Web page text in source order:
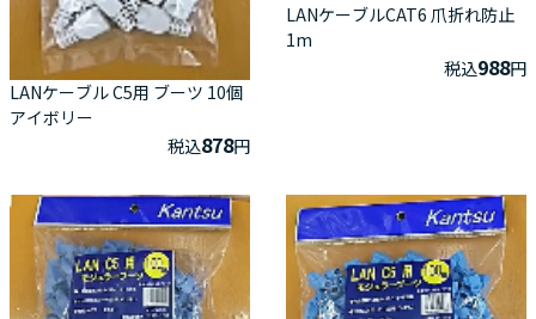
LANケーブル C5用 ブーツ 10個
アイボリー
税込878円
LANケーブルCAT6 爪折れ防止
1m
税込988円